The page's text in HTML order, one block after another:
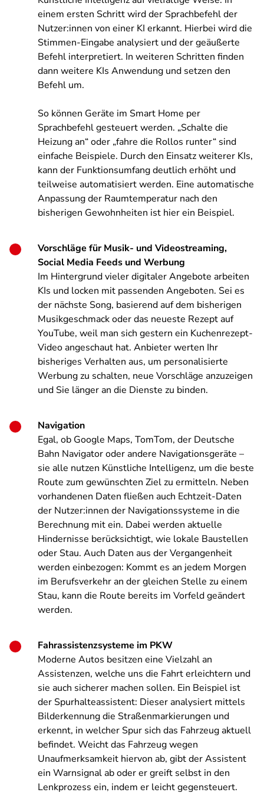
einem ersten Schritt wird der Sprachbefehl der
Nutzer:innen von einer KI erkannt. Hierbei wird die
Stimmen-Eingabe analysiert und der geäußerte
Befehl interpretiert. In weiteren Schritten finden
dann weitere KIs Anwendung und setzen den
Befehl um.
So können Geräte im Smart Home per
Sprachbefehl gesteuert werden. „Schalte die
Heizung an“ oder „fahre die Rollos runter“ sind
einfache Beispiele. Durch den Einsatz weiterer KIs,
kann der Funktionsumfang deutlich erhöht und
teilweise automatisiert werden. Eine automatische
Anpassung der Raumtemperatur nach den
bisherigen Gewohnheiten ist hier ein Beispiel.
Vorschläge für Musik- und Videostreaming,
Social Media Feeds und Werbung
Im Hintergrund vieler digitaler Angebote arbeiten
KIs und locken mit passenden Angeboten. Sei es
der nächste Song, basierend auf dem bisherigen
Musikgeschmack oder das neueste Rezept auf
YouTube, weil man sich gestern ein Kuchenrezept-
Video angeschaut hat. Anbieter werten Ihr
bisheriges Verhalten aus, um personalisierte
Werbung zu schalten, neue Vorschläge anzuzeigen
und Sie länger an die Dienste zu binden.
Navigation
Egal, ob Google Maps, TomTom, der Deutsche
Bahn Navigator oder andere Navigationsgeräte –
sie alle nutzen Künstliche Intelligenz, um die beste
Route zum gewünschten Ziel zu ermitteln. Neben
vorhandenen Daten fließen auch Echtzeit-Daten
der Nutzer:innen der Navigationssysteme in die
Berechnung mit ein. Dabei werden aktuelle
Hindernisse berücksichtigt, wie lokale Baustellen
oder Stau. Auch Daten aus der Vergangenheit
werden einbezogen: Kommt es an jedem Morgen
im Berufsverkehr an der gleichen Stelle zu einem
Stau, kann die Route bereits im Vorfeld geändert
werden.
Fahrassistenzsysteme im PKW
Moderne Autos besitzen eine Vielzahl an
Assistenzen, welche uns die Fahrt erleichtern und
sie auch sicherer machen sollen. Ein Beispiel ist
der Spurhalteassistent: Dieser analysiert mittels
Bilderkennung die Straßenmarkierungen und
erkennt, in welcher Spur sich das Fahrzeug aktuell
befindet. Weicht das Fahrzeug wegen
Unaufmerksamkeit hiervon ab, gibt der Assistent
ein Warnsignal ab oder er greift selbst in den
Lenkprozess ein, indem er leicht gegensteuert.